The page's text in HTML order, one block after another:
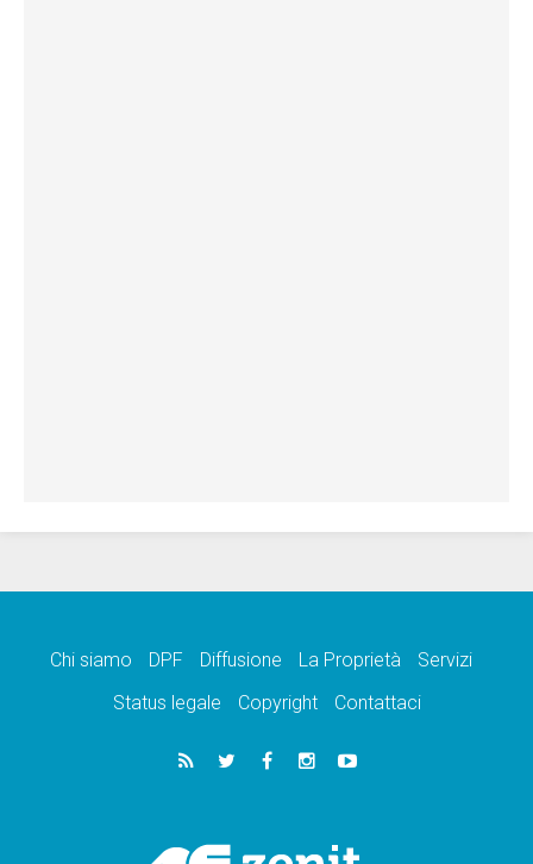
Chi siamo DPF Diffusione La Proprietà
Servizi
Status legale
Copyright Contattaci